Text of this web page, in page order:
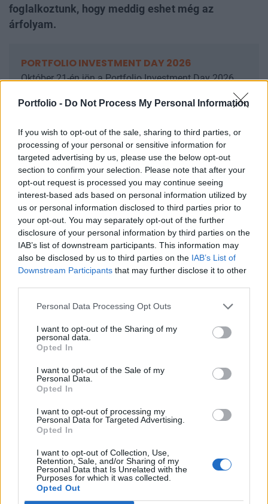
Portfolio - Do Not Process My Personal Information
If you wish to opt-out of the sale, sharing to third parties, or
processing of your personal or sensitive information for
targeted advertising by us, please use the below opt-out
section to confirm your selection. Please note that after your
opt-out request is processed you may continue seeing
interest-based ads based on personal information utilized by
us or personal information disclosed to third parties prior to
your opt-out. You may separately opt-out of the further
disclosure of your personal information by third parties on the
IAB’s list of downstream participants. This information may
also be disclosed by us to third parties on the IAB’s List of
Downstream Participants that may further disclose it to other
Personal Data Processing Opt Outs
I want to opt-out of the Sharing of my
personal data.
Opted In
I want to opt-out of the Sale of my
Personal Data.
Opted In
I want to opt-out of processing my
Personal Data for Targeted Advertising.
Opted In
I want to opt-out of Collection, Use,
Retention, Sale, and/or Sharing of my
Personal Data that Is Unrelated with the
Purposes for which it was collected.
Opted Out
foglalkoztunk, hogy meddig eshet még az
árfolyam.
PORTFOLIO INVESTMENT DAY 2026
Október 21-én jön a Portfolio Investment Day 2026,
ahol a piac vezető szakértőivel keressük a választ a
befektetőket leginkább foglalkoztató kérdésekre.
évek nyertesei, mire számíthatunk a részvény-,
kötvény-, nyersanyag- és kriptopiacokon, és hogyan
érdemes portfóliót építeni egy gyorsan változó
világban? Jelentkezz most, és szerezz első kézből
befektetési ötleteket!
Információ és jelentkezés
Egyre lentebb a Wizz Air
A Wizz Air részvényei viszonylag hamar lerázták
magukról az izraeli konfliktussal kapcsolatos
eredményvárakozásokat áprilisban, május elején
pedig már az idei csúcsokat ostromolta a
légitársaság részvényeinek árfolyama.
O'Leary a rivális Ryanair vezérigazgatója úgy
fogalmazott, hogy idén nyáron a vártnál várhatóan
csak kisebb mértékben emelkednek majd a
jegyárak, ez pedig jócskán rontotta az egész
szektorra vonatkozó befektetői várakozásokat,